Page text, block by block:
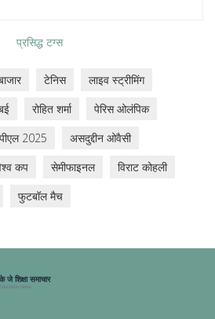
प्रसिद्ध टग्स
टेनिस
लाइव स्ट्रीमिंग
रोहित शर्मा
पेरिस ओलंपिक
2025
असदुद्दीन ओवैसी
कप सेमीफाइनल
विराट कोहली
फुटबॉल मैच